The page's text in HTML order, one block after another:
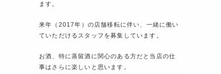
ます。
来年（2017年）の店舗移転に伴い、一緒に働い
ていただけるスタッフを募集しています。
お酒、特に蒸留酒に関心のある方だと当店の仕
事はさらに楽しいと思います。